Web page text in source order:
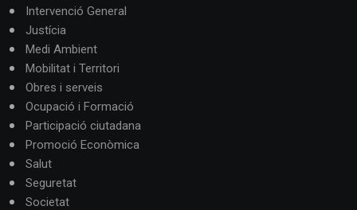
Intervenció General
Justícia
Medi Ambient
Mobilitat i Territori
Obres i serveis
Ocupació i Formació
Participació ciutadana
Promoció Econòmica
Salut
Seguretat
Societat